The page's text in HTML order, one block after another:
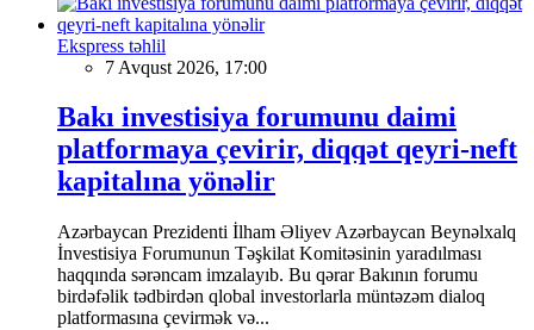
Ekspress təhlil
7 Avqust 2026, 17:00
Bakı investisiya forumunu daimi
platformaya çevirir, diqqət qeyri-neft
kapitalına yönəlir
Azərbaycan Prezidenti İlham Əliyev Azərbaycan Beynəlxalq
İnvestisiya Forumunun Təşkilat Komitəsinin yaradılması
haqqında sərəncam imzalayıb. Bu qərar Bakının forumu
birdəfəlik tədbirdən qlobal investorlarla müntəzəm dialoq
platformasına çevirmək və...